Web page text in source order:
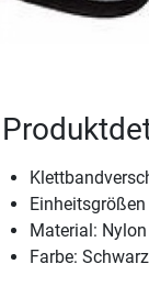
Einheitsgrößen
Material: Nylon
Farbe: